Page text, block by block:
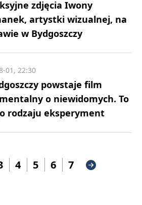
zdjęcia Iwony
artystki wizualnej, na
w Bydgoszczy
powstaje film
o niewidomych. To
rodzaju eksperyment
01, 22:30
4 5 6 7